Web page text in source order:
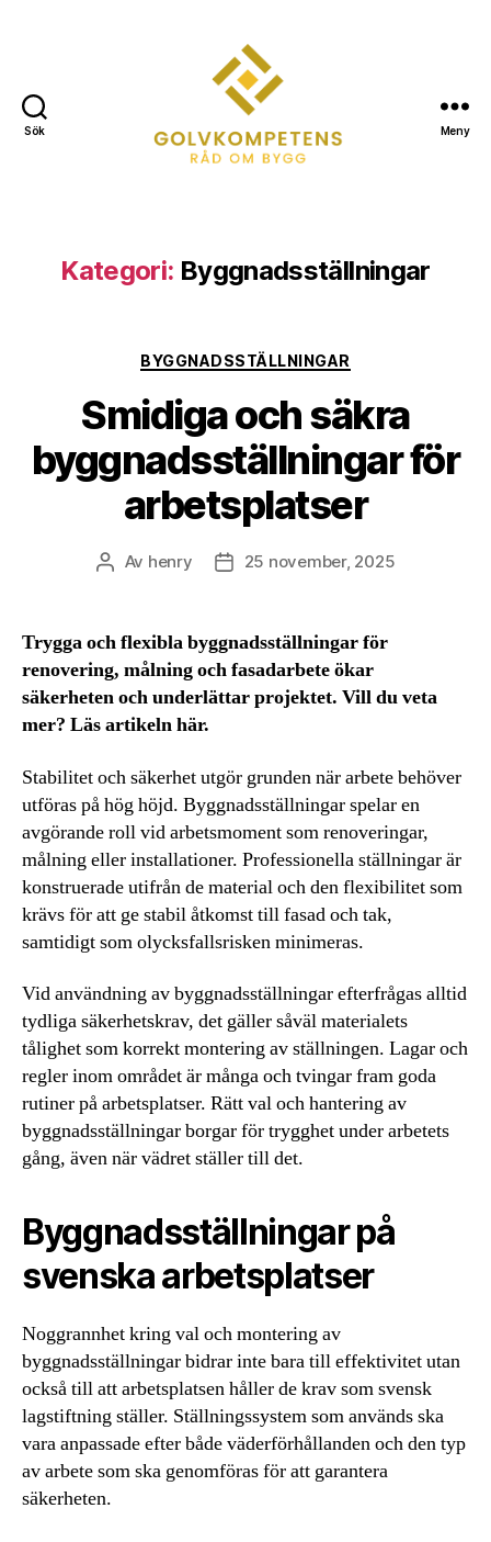
Sök Meny
Kategori: Byggnadsställningar
Kategorier
BYGGNADSSTÄLLNINGAR
Smidiga och säkra
byggnadsställningar för
arbetsplatser
Inläggsförfattare
Av henry Inläggsdatum
25 november, 2025
Trygga och flexibla byggnadsställningar för
renovering, målning och fasadarbete ökar
säkerheten och underlättar projektet. Vill du veta
mer? Läs artikeln här.
Stabilitet och säkerhet utgör grunden när arbete behöver
utföras på hög höjd. Byggnadsställningar spelar en
avgörande roll vid arbetsmoment som renoveringar,
målning eller installationer. Professionella ställningar är
konstruerade utifrån de material och den flexibilitet som
krävs för att ge stabil åtkomst till fasad och tak,
samtidigt som olycksfallsrisken minimeras.
Vid användning av byggnadsställningar efterfrågas alltid
tydliga säkerhetskrav, det gäller såväl materialets
tålighet som korrekt montering av ställningen. Lagar och
regler inom området är många och tvingar fram goda
rutiner på arbetsplatser. Rätt val och hantering av
byggnadsställningar borgar för trygghet under arbetets
gång, även när vädret ställer till det.
Byggnadsställningar på
svenska arbetsplatser
Noggrannhet kring val och montering av
byggnadsställningar bidrar inte bara till effektivitet utan
också till att arbetsplatsen håller de krav som svensk
lagstiftning ställer. Ställningssystem som används ska
vara anpassade efter både väderförhållanden och den typ
av arbete som ska genomföras för att garantera
säkerheten.